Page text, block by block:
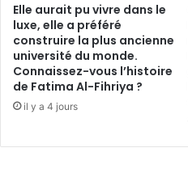
Elle aurait pu vivre dans le
luxe, elle a préféré
construire la plus ancienne
université du monde.
Connaissez-vous l’histoire
de Fatima Al-Fihriya ?
il y a 4 jours